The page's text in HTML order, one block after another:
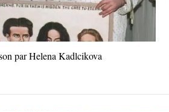
par Helena Kadlcikova